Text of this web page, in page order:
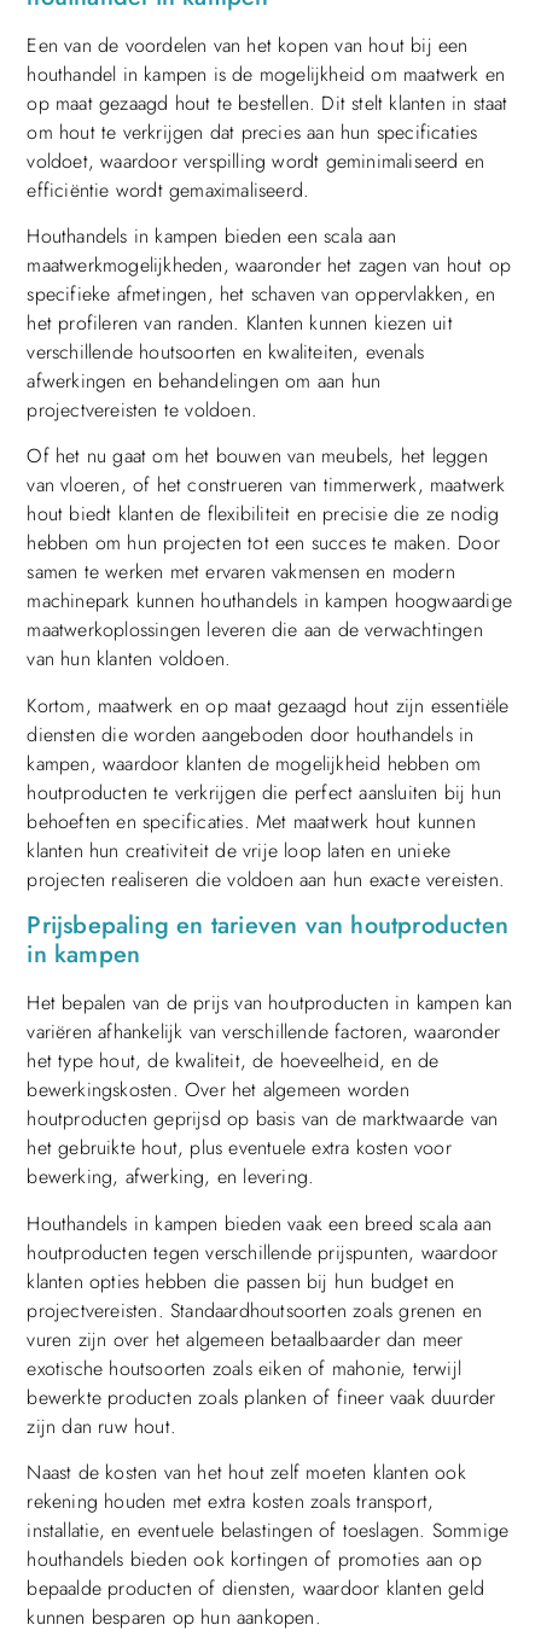
Een van de voordelen van het kopen van hout bij een
houthandel in kampen is de mogelijkheid om maatwerk en
op maat gezaagd hout te bestellen. Dit stelt klanten in staat
om hout te verkrijgen dat precies aan hun specificaties
voldoet, waardoor verspilling wordt geminimaliseerd en
efficiëntie wordt gemaximaliseerd.
Houthandels in kampen bieden een scala aan
maatwerkmogelijkheden, waaronder het zagen van hout op
specifieke afmetingen, het schaven van oppervlakken, en
het profileren van randen. Klanten kunnen kiezen uit
verschillende houtsoorten en kwaliteiten, evenals
afwerkingen en behandelingen om aan hun
projectvereisten te voldoen.
Of het nu gaat om het bouwen van meubels, het leggen
van vloeren, of het construeren van timmerwerk, maatwerk
hout biedt klanten de flexibiliteit en precisie die ze nodig
hebben om hun projecten tot een succes te maken. Door
samen te werken met ervaren vakmensen en modern
machinepark kunnen houthandels in kampen hoogwaardige
maatwerkoplossingen leveren die aan de verwachtingen
van hun klanten voldoen.
Kortom, maatwerk en op maat gezaagd hout zijn essentiële
diensten die worden aangeboden door houthandels in
kampen, waardoor klanten de mogelijkheid hebben om
houtproducten te verkrijgen die perfect aansluiten bij hun
behoeften en specificaties. Met maatwerk hout kunnen
klanten hun creativiteit de vrije loop laten en unieke
projecten realiseren die voldoen aan hun exacte vereisten.
Prijsbepaling en tarieven van houtproducten
in kampen
Het bepalen van de prijs van houtproducten in kampen kan
variëren afhankelijk van verschillende factoren, waaronder
het type hout, de kwaliteit, de hoeveelheid, en de
bewerkingskosten. Over het algemeen worden
houtproducten geprijsd op basis van de marktwaarde van
het gebruikte hout, plus eventuele extra kosten voor
bewerking, afwerking, en levering.
Houthandels in kampen bieden vaak een breed scala aan
houtproducten tegen verschillende prijspunten, waardoor
klanten opties hebben die passen bij hun budget en
projectvereisten. Standaardhoutsoorten zoals grenen en
vuren zijn over het algemeen betaalbaarder dan meer
exotische houtsoorten zoals eiken of mahonie, terwijl
bewerkte producten zoals planken of fineer vaak duurder
zijn dan ruw hout.
Naast de kosten van het hout zelf moeten klanten ook
rekening houden met extra kosten zoals transport,
installatie, en eventuele belastingen of toeslagen. Sommige
houthandels bieden ook kortingen of promoties aan op
bepaalde producten of diensten, waardoor klanten geld
kunnen besparen op hun aankopen.